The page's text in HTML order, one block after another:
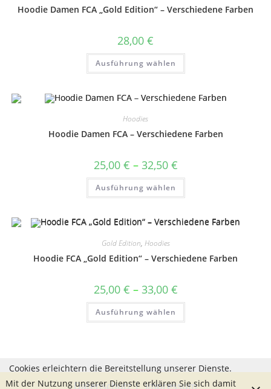
auf
Hoodie Damen FCA „Gold Edition“ – Verschiedene Farben
28,00 €
Ausführung wählen
Dieses
weist
auf.
auf
der
Hoodies
Hoodie Damen FCA – Verschiedene Farben
25,00 € – 32,50 €Preisspanne:
25,00 €
bis
Ausführung wählen
Dieses
weist
auf.
auf
der
Gold Edition, Hoodies
Hoodie FCA „Gold Edition“ – Verschiedene Farben
25,00 € – 33,00 €Preisspanne:
25,00 €
bis
Ausführung wählen
Dieses
weist
Optionen
können
auf
Datenschutz Impressum
Cookies erleichtern die Bereitstellung unserer Dienste.
Mit der Nutzung unserer Dienste erklären Sie sich damit